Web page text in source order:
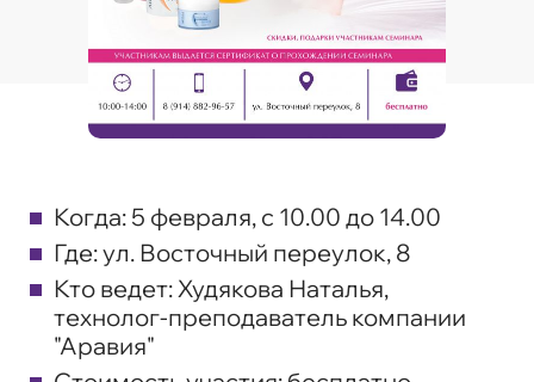
Когда: 5 февраля, с 10.00 до 14.00
Где:ул. Восточный переулок, 8
Кто ведет: Худякова Наталья,
технолог-преподаватель компании
"Аравия"